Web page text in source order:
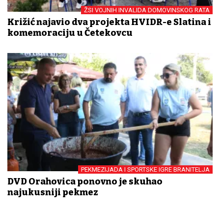
ŽSI VOJNIH INVALIDA DOMOVINSKOG RATA
Križić najavio dva projekta HVIDR-e Slatina i
komemoraciju u Četekovcu
PEKMEZIJADA I SPORTSKE IGRE BRANITELJA
DVD Orahovica ponovno je skuhao
najukusniji pekmez